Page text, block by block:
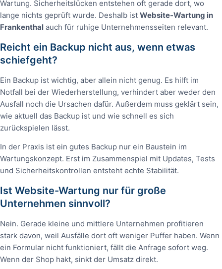
Wartung. Sicherheitslücken entstehen oft gerade dort, wo
lange nichts geprüft wurde. Deshalb ist Website-Wartung in
Frankenthal auch für ruhige Unternehmensseiten relevant.
Reicht ein Backup nicht aus, wenn etwas
schiefgeht?
Ein Backup ist wichtig, aber allein nicht genug. Es hilft im
Notfall bei der Wiederherstellung, verhindert aber weder den
Ausfall noch die Ursachen dafür. Außerdem muss geklärt sein,
wie aktuell das Backup ist und wie schnell es sich
zurückspielen lässt.
In der Praxis ist ein gutes Backup nur ein Baustein im
Wartungskonzept. Erst im Zusammenspiel mit Updates, Tests
und Sicherheitskontrollen entsteht echte Stabilität.
Ist Website-Wartung nur für große
Unternehmen sinnvoll?
Nein. Gerade kleine und mittlere Unternehmen profitieren
stark davon, weil Ausfälle dort oft weniger Puffer haben. Wenn
ein Formular nicht funktioniert, fällt die Anfrage sofort weg.
Wenn der Shop hakt, sinkt der Umsatz direkt.